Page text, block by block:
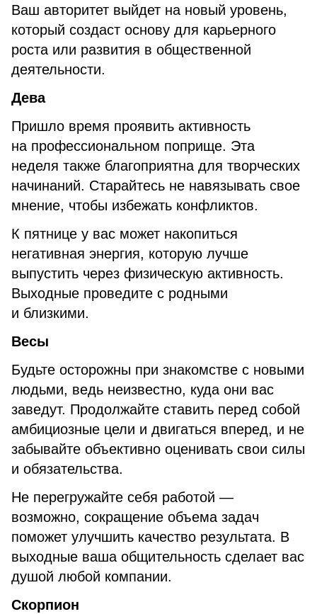
Ваш авторитет выйдет на новый уровень,
который создаст основу для карьерного
роста или развития в общественной
деятельности.
Дева
Пришло время проявить активность
на профессиональном поприще. Эта
неделя также благоприятна для творческих
начинаний. Старайтесь не навязывать свое
мнение, чтобы избежать конфликтов.
К пятнице у вас может накопиться
негативная энергия, которую лучше
выпустить через физическую активность.
Выходные проведите с родными
и близкими.
Весы
Будьте осторожны при знакомстве с новыми
людьми, ведь неизвестно, куда они вас
заведут. Продолжайте ставить перед собой
амбициозные цели и двигаться вперед, и не
забывайте объективно оценивать свои силы
и обязательства.
Не перегружайте себя работой —
возможно, сокращение объема задач
поможет улучшить качество результата. В
выходные ваша общительность сделает вас
душой любой компании.
Скорпион